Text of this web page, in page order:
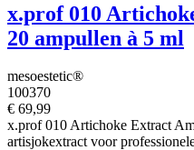
x.prof 010
20 ampullen à 5 ml
mesoestetic®
100370
€ 69,99
x.prof 010 Artichoke Extract
artisjokextract voor